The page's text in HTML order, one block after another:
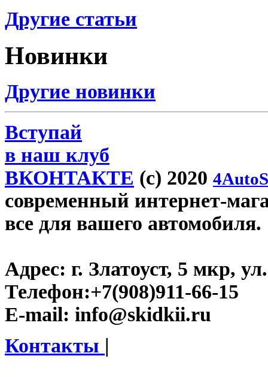
Другие статьи
Новинки
Другие новинки
Вступай
в наш клуб
ВКОНТАКТЕ (c) 2020
современный интернет-
все для вашего автомобиля.
Адрес: г. Златоуст, 5 мкр,
Телефон:+7(908)911-66-15
E-mail: info@skidkii.ru
Контакты |